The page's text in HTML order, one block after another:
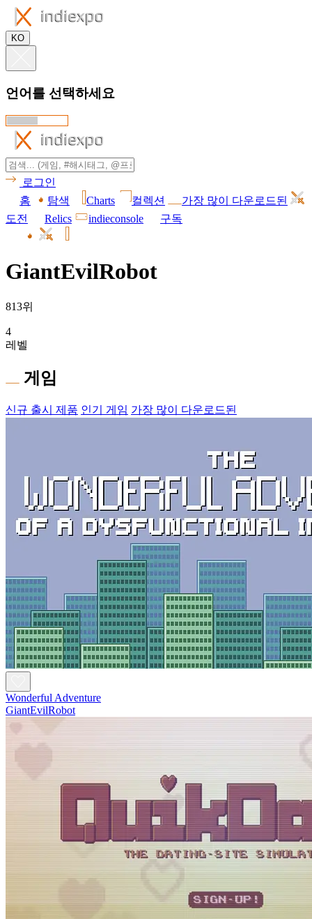
KO
언어를 선택하세요
로그인
홈
탐색 Charts 컬렉션
가장 많이 다운로드된
도전
Relics indieconsole 구독
GiantEvilRobot
813위
4
레벨
게임
신규 출시 제품 인기 게임 가장 많이 다운로드된
Wonderful Adventure
GiantEvilRobot